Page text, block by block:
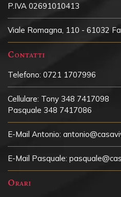
P.IVA 02691010413
Viale Romagna, 110 - 61032
Contatti
Telefono: 0721 1707996
Cellulare: Tony 348 7417098
Pasquale 348 7417086
E-Mail Antonio:
E-Mail Pasquale:
Orari